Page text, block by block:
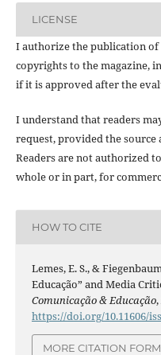
LICENSE
I authorize the publication
copyrights to the magazine,
if it is approved after the
I understand that readers
request, provided the
Readers are not authorized
whole or in part, for
HOW TO CITE
Lemes, E. S., &
Educação” and Media
Comunicação & Educação,
https://doi.org/10.11606/
MORE CITATION